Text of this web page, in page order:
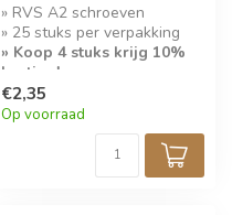
» RVS A2 schroeven
» 25 stuks per verpakking
» Koop 4 stuks krijg 10%
korting!
€2,35
Op voorraad